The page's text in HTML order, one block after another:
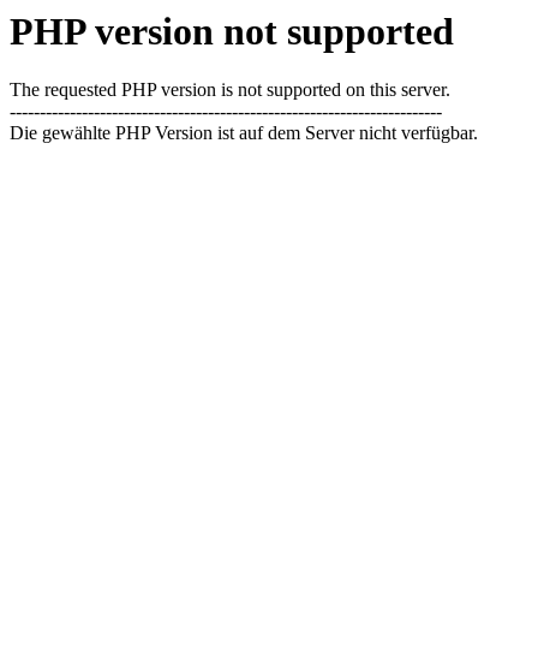
PHP version not supported
The requested PHP version is not supported on this server.
------------------------------------------------------------------------
Die gewählte PHP Version ist auf dem Server nicht verfügbar.